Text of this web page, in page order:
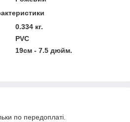
0.334 кг.
PVC
19см - 7.5 дюйм.
по передоплаті.